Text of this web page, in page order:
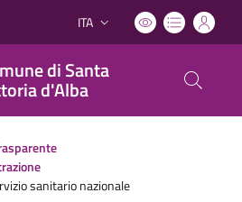
Lingua attiva:
ITA
di Santa
d'Alba
sanitario nazionale